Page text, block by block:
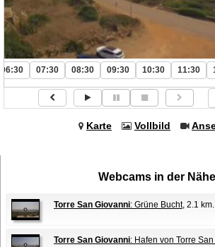
06:30 07:30 08:30 09:30 10:30 11:30
Karte Vollbild
Webcams in der
Torre San Giovanni: Grüne Bucht, 2.1 km.
Torre San Giovanni: Hafen von Torre